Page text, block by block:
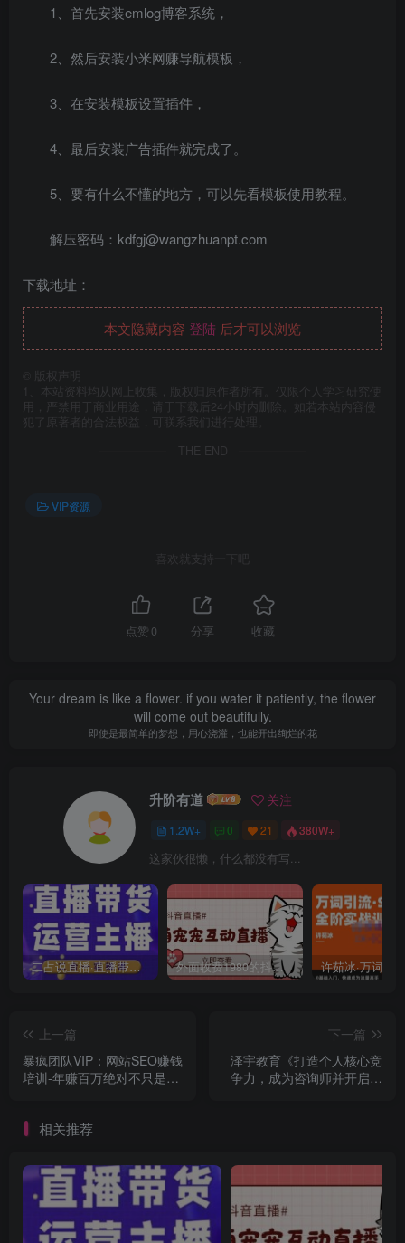
1、首先安装emlog博客系统，
2、然后安装小米网赚导航模板，
3、在安装模板设置插件，
4、最后安装广告插件就完成了。
5、要有什么不懂的地方，可以先看模板使用教程。
解压密码：kdfgj@wangzhuanpt.com
下载地址：
本文隐藏内容 登陆 后才可以浏览
版权声明
1、本站资料均从网上收集，版权归原作者所有。仅限个人学习研究使
用，严禁用于商业用途，请于下载后24小时内删除。如若本站内容侵
犯了原著者的合法权益，可联系我们进行处理。
THE END
VIP资源
喜欢就支持一下吧
点赞 0 分享 收藏
Your dream is like a flower. if you water it patiently, the flower
will come out beautifully.
即使是最简单的梦想，用心浇灌，也能开出绚烂的花
升阶有道 关注
1.2W+ 0 21 380W+
这家伙很懒，什么都没有写...
二占说直播·直播带货主播运营课程，主播运营二合一实操课 外面收费1980的抖音萌宠宠直播项目，可虚拟人直播，抖音报白，实时互动直播【软件+详细教程】
上一篇
暴疯团队VIP：网站SEO赚钱
培训-年赚百万绝对不只是梦
下一篇
泽宇教育《打造个人核心竞
争力，成为咨询师并开启财
相关推荐